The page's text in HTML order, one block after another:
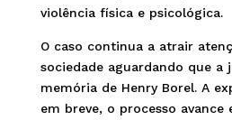
violência física e psicológica.
O caso continua a atrair
sociedade aguardando que a
memória de Henry Borel. A
em breve, o processo avance